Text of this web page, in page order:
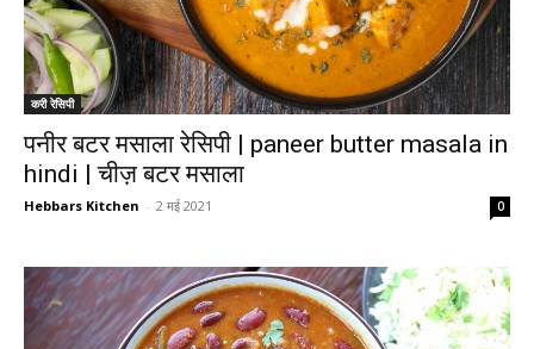
करी रेसिपी
पनीर बटर मसाला रेसिपी | paneer butter masala in
hindi | चीज़ बटर मसाला
Hebbars Kitchen - 2 मई 2021 0